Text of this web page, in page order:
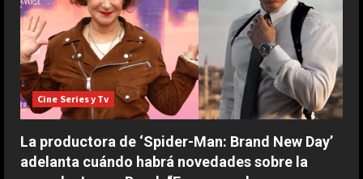
Cine Series y Tv
La productora de ‘Spider-Man: Brand New Day’
adelanta cuándo habrá novedades sobre la
5
Aston Martin: “Tienen al mejor
ingeniero del mundo y no son…”
Agosto 7, 2026
1
ESPAÑA
Infantino suma adeptos: Argentina,
México y la Confederación Africana
apoyan su continuidad como
presidente de la FIFA
Agosto 7, 2026
COCINA